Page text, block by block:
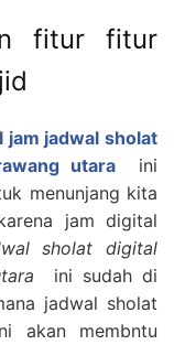
fitur fitur
jam jadwal sholat
utaraini
menunjang kita
jam digital
sholat digital
ini sudah di
jadwal sholat
akan membntu